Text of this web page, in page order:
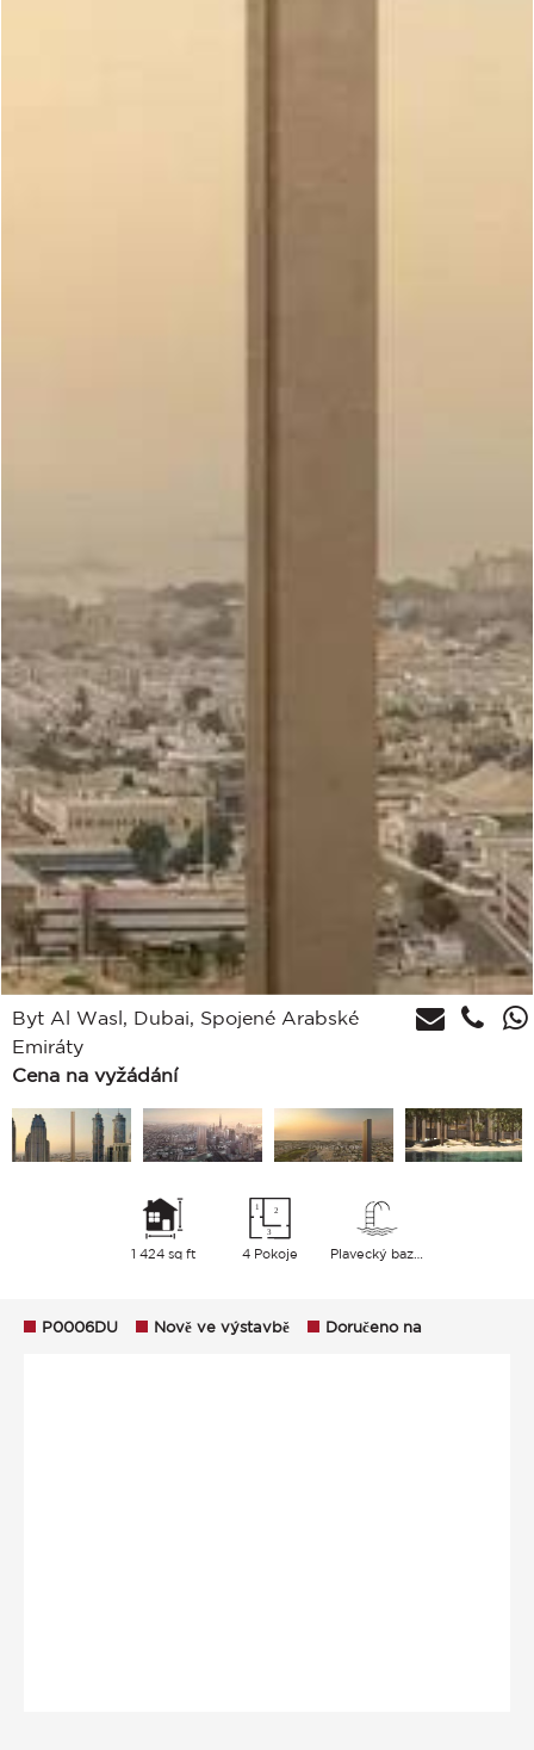
Byt Al Wasl, Dubai, Spojené Arabské
Emiráty
Cena na vyžádání
1 424 sq ft 4 Pokoje Plavecký bazén
P0006DU Nově ve výstavbě Doručeno na